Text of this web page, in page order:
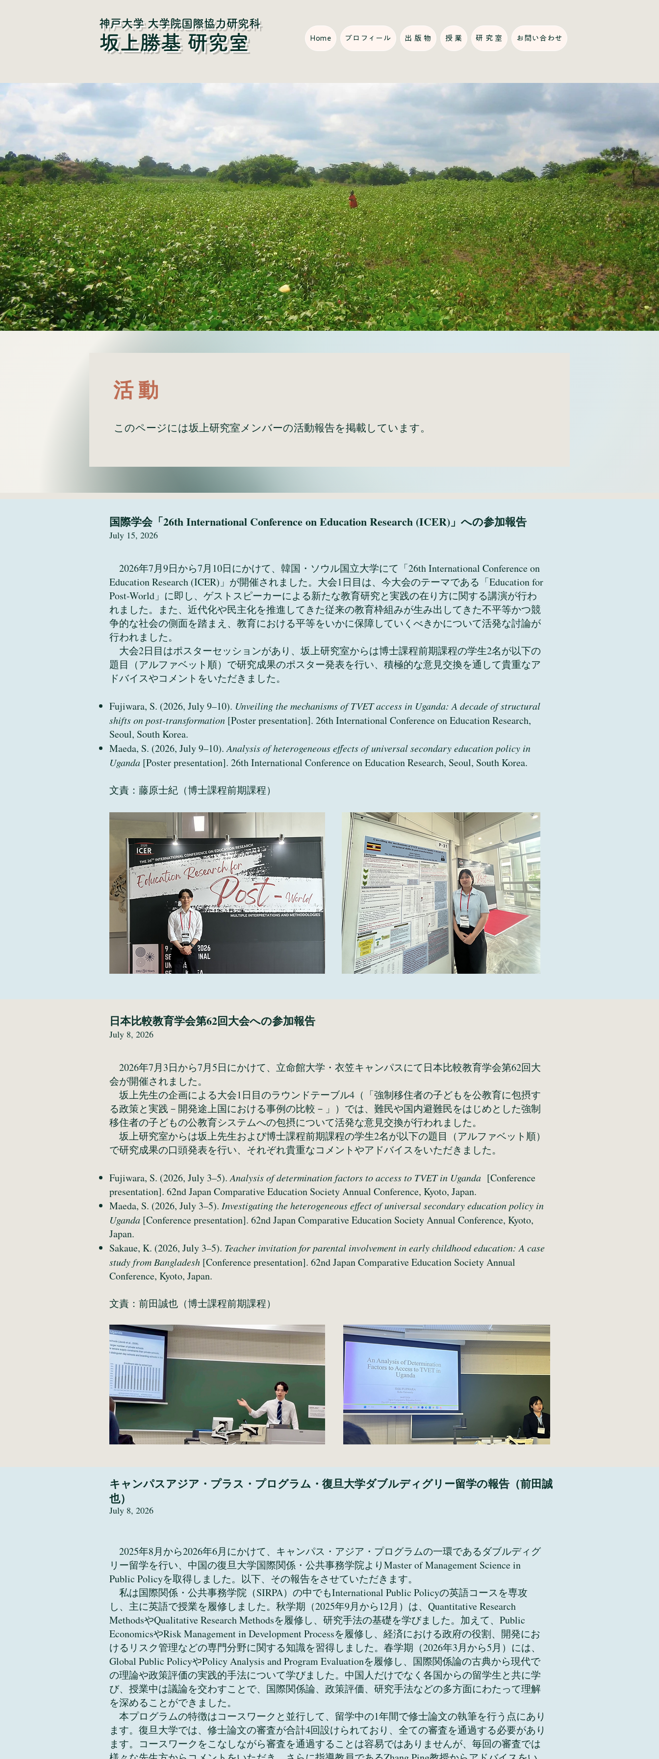
神戸大学 大学院国際協力研究科
​坂上勝基 研究室 Home プロフィール 出 版 物 授 業 研 究 室 お問い合わせ
活 動
このページには坂上研究室メンバーの活動報告を掲載しています。
国際学会「26th International Conference on Education Research (ICER)」への参加報告
July 15, 2026
2026年7月9日から7月10日にかけて、韓国・ソウル国立大学にて「26th International Conference on
Education Research (ICER)」が開催されました。大会1日目は、今大会のテーマである「Education for
Post-World」に即し、ゲストスピーカーによる新たな教育研究と実践の在り方に関する講演が行わ
れました。また、近代化や民主化を推進してきた従来の教育枠組みが生み出してきた不平等かつ競
争的な社会の側面を踏まえ、教育における平等をいかに保障していくべきかについて活発な討論が
行われました。
大会2日目はポスターセッションがあり、坂上研究室からは博士課程前期課程の学生2名が以下の
題目（アルファベット順）で研究成果のポスター発表を行い、積極的な意見交換を通して貴重なア
ドバイスやコメントをいただきました。
Fujiwara, S. (2026, July 9–10). Unveiling the mechanisms of TVET access in Uganda: A decade of structural
shifts on post-transformation [Poster presentation]. 26th International Conference on Education Research,
Seoul, South Korea.
Maeda, S. (2026, July 9–10).Analysis of heterogeneous effects of universal secondary education policy in
Uganda [Poster presentation]. 26th International Conference on Education Research, Seoul, South Korea.
文責：藤原士紀（博士課程前期課程）
日本比較教育学会第62回大会への参加報告
July 8, 2026
2026年7月3日から7月5日にかけて、立命館大学・衣笠キャンパスにて日本比較教育学会第62回大
会が開催されました。
坂上先生の企画による大会1日目のラウンドテーブル4（「強制移住者の子どもを公教育に包摂す
る政策と実践－開発途上国における事例の比較－」）では、難民や国内避難民をはじめとした強制
移住者の子どもの公教育システムへの包摂について活発な意見交換が行われました。
坂上研究室からは坂上先生および博士課程前期課程の学生2名が以下の題目（アルファベット順）
で研究成果の口頭発表を行い、それぞれ貴重なコメントやアドバイスをいただきました。
Fujiwara, S. (2026, July 3–5).Analysis of determination factors to access to TVET in Uganda [Conference
presentation]. 62nd Japan Comparative Education Society Annual Conference, Kyoto, Japan.
Maeda, S. (2026, July 3–5). Investigating the heterogeneous effect of universal secondary education policy in
Uganda [Conference presentation]. 62nd Japan Comparative Education Society Annual Conference, Kyoto,
Japan.
Sakaue, K. (2026, July 3–5). Teacher invitation for parental involvement in early childhood education: A case
study from Bangladesh [Conference presentation]. 62nd Japan Comparative Education Society Annual
Conference, Kyoto, Japan.
文責：前田誠也（博士課程前期課程）
キャンパスアジア・プラス・プログラム・復旦大学ダブルディグリー留学の報告（前田誠
也）
July 8, 2026
2025年8月から2026年6月にかけて、キャンパス・アジア・プログラムの一環であるダブルディグ
リー留学を行い、中国の復旦大学国際関係・公共事務学院よりMaster of Management Science in
Public Policyを取得しました。以下、その報告をさせていただきます。
私は国際関係・公共事務学院（SIRPA）の中でもInternational Public Policyの英語コースを専攻
し、主に英語で授業を履修しました。秋学期（2025年9月から12月）は、Quantitative Research
MethodsやQualitative Research Methodsを履修し、研究手法の基礎を学びました。加えて、Public
EconomicsやRisk Management in Development Processを履修し、経済における政府の役割、開発にお
けるリスク管理などの専門分野に関する知識を習得しました。春学期（2026年3月から5月）には、
Global Public PolicyやPolicy Analysis and Program Evaluationを履修し、国際関係論の古典から現代で
の理論や政策評価の実践的手法について学びました。中国人だけでなく各国からの留学生と共に学
び、授業中は議論を交わすことで、国際関係論、政策評価、研究手法などの多方面にわたって理解
を深めることができました。
本プログラムの特徴はコースワークと並行して、留学中の1年間で修士論文の執筆を行う点にあり
ます。復旦大学では、修士論文の審査が合計4回設けられており、全ての審査を通過する必要があり
ます。コースワークをこなしながら審査を通過することは容易ではありませんが、毎回の審査では